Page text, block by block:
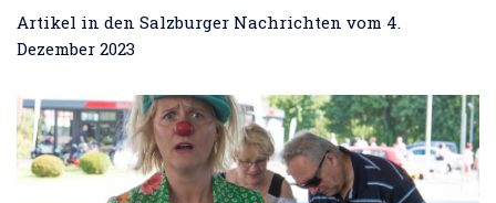
Artikel in den Salzburger Nachrichten vom 4.
Dezember 2023